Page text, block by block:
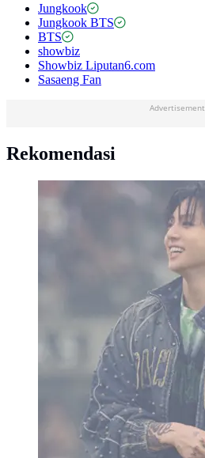
Jungkook
Jungkook BTS
BTS
showbiz
Showbiz Liputan6.com
Sasaeng Fan
Advertisement
Rekomendasi